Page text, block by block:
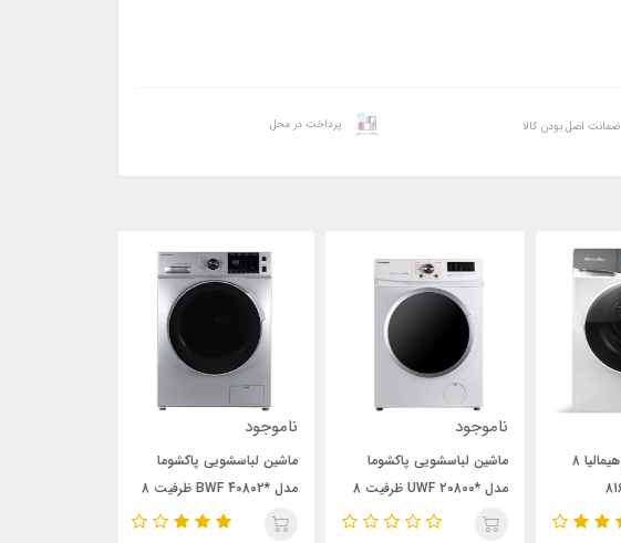
ضمانت اصل بودن کالا پرداخت در محل
ماشین لباسشویی هیمالیا 8
ناموجود
ماشین لباسشویی پاکشوما
مدل *UWF 20800 ظرفیت 8
کیلوگرم
ناموجود
ماشین لباسشویی پاکشوما
مدل *BWF 40802 ظرفیت 8
کیلوگرم